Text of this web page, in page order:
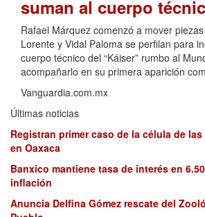
suman al cuerpo
Rafael Márquez comenzó a mover
Lorente y Vidal Paloma se perfilan para
cuerpo técnico del “Káiser” rumbo al
acompañarlo en su primera aparición
Vanguardia.com.mx
Últimas noticias
Registran primer caso de la célula de
en Oaxaca
Banxico mantiene tasa de interés en
inflación
Anuncia Delfina Gómez rescate del